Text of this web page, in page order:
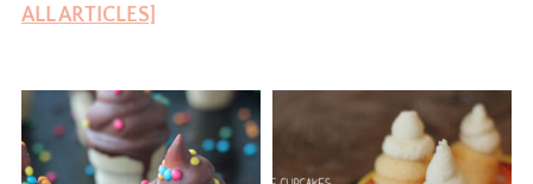
ALL ARTICLES]